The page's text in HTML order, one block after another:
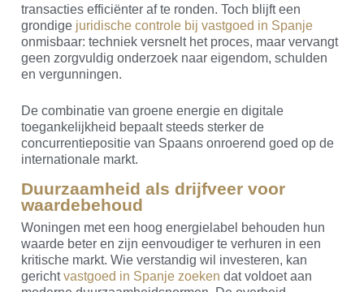
transacties efficiënter af te ronden. Toch blijft een
grondige juridische controle bij vastgoed in Spanje
onmisbaar: techniek versnelt het proces, maar vervangt
geen zorgvuldig onderzoek naar eigendom, schulden
en vergunningen.
De combinatie van groene energie en digitale
toegankelijkheid bepaalt steeds sterker de
concurrentiepositie van Spaans onroerend goed op de
internationale markt.
Duurzaamheid als drijfveer voor
waardebehoud
Woningen met een hoog energielabel behouden hun
waarde beter en zijn eenvoudiger te verhuren in een
kritische markt. Wie verstandig wil investeren, kan
gerichtvastgoed in Spanje zoeken dat voldoet aan